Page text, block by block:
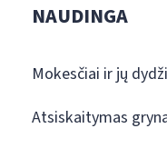
NAUDINGA
Mokesčiai ir jų
Atsiskaitymas